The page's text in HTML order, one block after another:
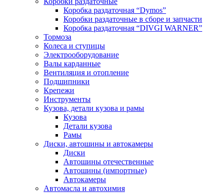
Коробка раздаточная “Dymos”
Коробки раздаточные в сборе и запчасти
Коробка раздаточная “DIVGI WARNER”
Тормоза
Колеса и ступицы
Электрооборудование
Валы карданные
Вентиляция и отопление
Подшипники
Крепежи
Инструменты
Кузова, детали кузова и рамы
Кузова
Детали кузова
Рамы
Диски, автошины и автокамеры
Диски
Автошины отечественные
Автошины (импортные)
Автокамеры
Автомасла и автохимия